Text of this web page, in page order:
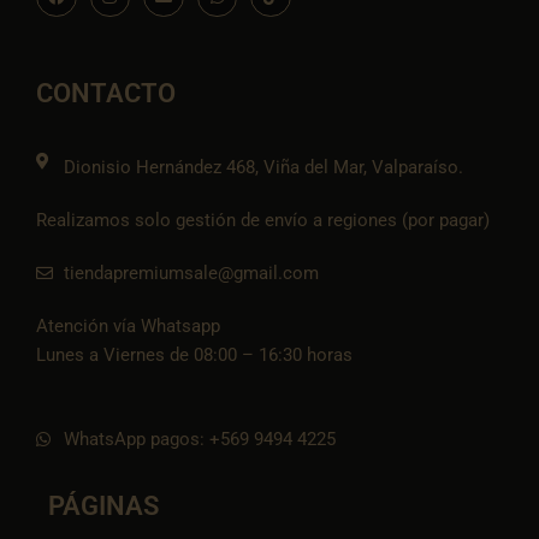
c
o
k
s
r
a
v
p
e
a
o
CONTACTO
Dionisio Hernández 468, Viña del Mar, Valparaíso.
Realizamos solo gestión de envío a regiones (por pagar)
tiendapremiumsale@gmail.com
Atención vía Whatsapp
Lunes a Viernes de 08:00 – 16:30 horas
WhatsApp pagos: +569 9494 4225
PÁGINAS